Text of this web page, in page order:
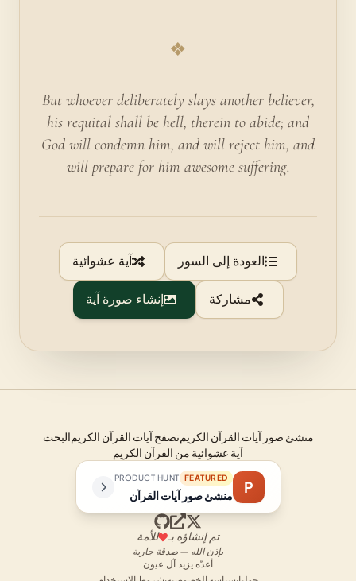
❖
But whoever deliberately slays another be­liever,
his requital shall be hell, therein to abide; and
God will condemn him, and will reject him, and
will prepare for him awesome suffering.
العودة إلى السور آية عشوائية
مشاركة إنشاء صورة آية
منشئ صور آيات القرآن الكريمتصفح آيات القرآن الكريمالبحث
آية عشوائية من القرآن الكريم
P
FEATURED
PRODUCT HUNT
منشئ صور آيات القرآن
تم إنشاؤه بـ للأمة
بإذن الله — صدقة جارية
أعدّه يزيد آل عيون